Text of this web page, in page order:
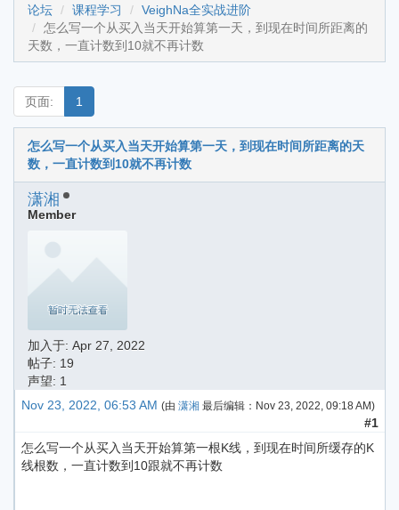
论坛 课程学习
VeighNa全实战进阶
怎么写一个从买入当天开始算第一天，到现在时间所距离的
天数，一直计数到10就不再计数
页面: 1
怎么写一个从买入当天开始算第一天，到现在时间所距离的天
数，一直计数到10就不再计数
潇湘
Member
加入于: Apr 27, 2022
帖子: 19
声望: 1
Nov 23, 2022, 06:53 AM (由 潇湘 最后编辑： Nov 23, 2022, 09:18 AM)
#1
怎么写一个从买入当天开始算第一根K线，到现在时间所缓存的K
线根数，一直计数到10跟就不再计数